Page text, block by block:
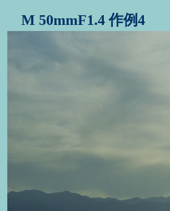
M 50mmF1.4 作例4